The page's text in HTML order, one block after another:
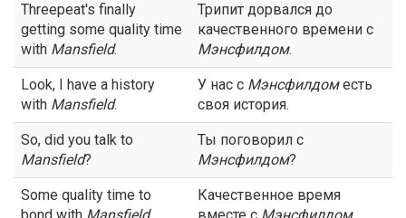
Threepeat's finally
getting some quality time
with Mansfield.
Трипит дорвался до
качественного времени с
Мэнсфилдом.
Look, I have a history
with Mansfield.
У нас с Мэнсфилдоместь
своя история.
So, did you talk to
Mansfield?
Ты поговорил с
Мэнсфилдом?
Some quality time to
Качественное время